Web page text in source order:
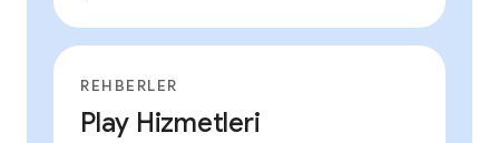
REHBERLER
Play Hizmetleri